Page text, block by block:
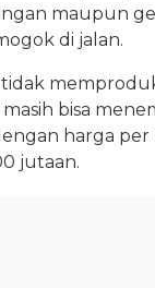
maupun
di jalan.
bisa
harga
jutaan.